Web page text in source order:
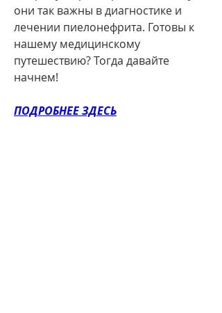
они так важны в диагностике и
лечении пиелонефрита. Готовы к
нашему медицинскому
путешествию? Тогда давайте
начнем!
ПОДРОБНЕЕ ЗДЕСЬ